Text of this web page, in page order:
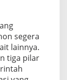
segera
lainnya.
tiga pilar